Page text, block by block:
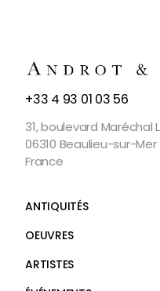
NOUS
+33 4 93 01 03 56
31, boulevard Maréchal
06310 Beaulieu-sur-Mer
France
ANTIQUITÉS
OEUVRES
ARTISTES